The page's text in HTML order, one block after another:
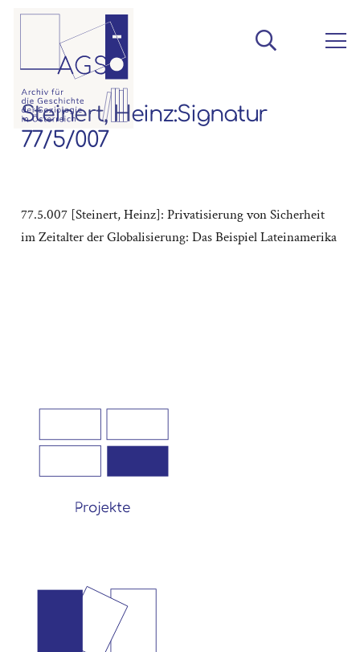
Steinert, Heinz:Signatur
77/5/007
77.5.007 [Steinert, Heinz]: Privatisierung von Sicherheit
im Zeitalter der Globalisierung: Das Beispiel Lateinamerika